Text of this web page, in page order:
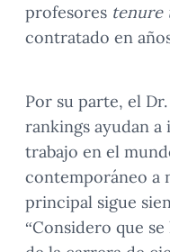
profesores tenure
contratado en
Por su parte, el
rankings ayudan
trabajo en el
contemporáneo a
principal sigue
“Considero que